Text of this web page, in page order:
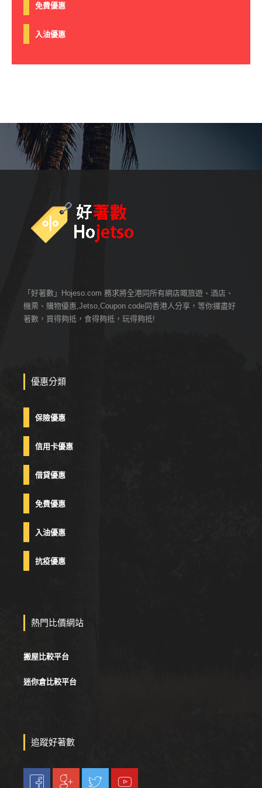
免費優惠
入油優惠
「好著數」Hojeso.com 務求將全港同所有網店嘅旅遊、酒店、
機票、購物優惠,Jetso,Coupon code同香港人分享，等你攞盡好
著數，買得夠抵，食得夠抵，玩得夠抵!
優惠分類
保險優惠
信用卡優惠
借貸優惠
免費優惠
入油優惠
抗疫優惠
熱門比價網站
搬屋比較平台
迷你倉比較平台
追蹤好著數